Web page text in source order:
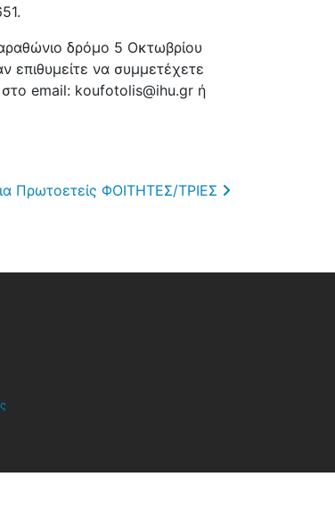
δρόμο 5 Οκτωβρίου
να συμμετέχετε
email: koufotolis@ihu.gr ή
Πρωτοετείς ΦΟΙΤΗΤΕΣ/ΤΡΙΕΣ